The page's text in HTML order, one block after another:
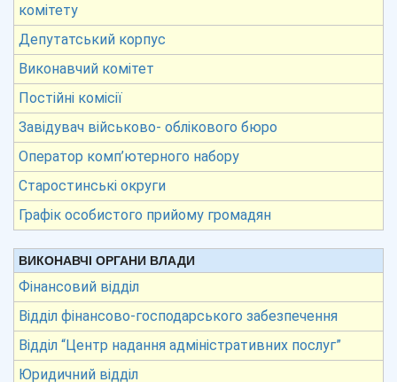
комітету
Депутатський корпус
Виконавчий комітет
Постійні комісії
Завідувач військово- облікового бюро
Оператор комп’ютерного набору
Старостинські округи
Графік особистого прийому громадян
ВИКОНАВЧІ ОРГАНИ ВЛАДИ
Фінансовий відділ
Відділ фінансово-господарського забезпечення
Відділ “Центр надання адміністративних послуг”
Юридичний відділ